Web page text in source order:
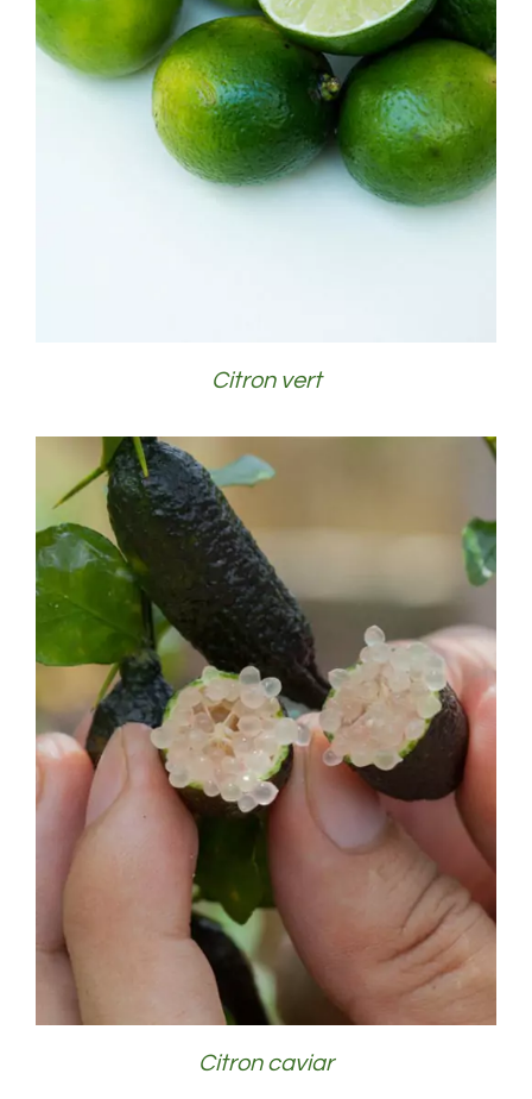
DÉTAILS
Citron vert
DÉTAILS
Citron caviar